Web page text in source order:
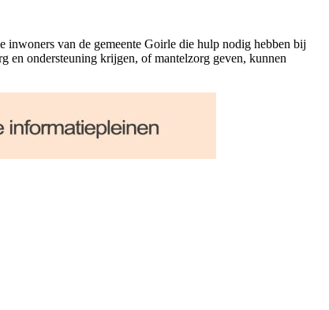
van de gemeente Goirle die hulp nodig hebben bij
en ondersteuning krijgen, of mantelzorg geven, kunnen